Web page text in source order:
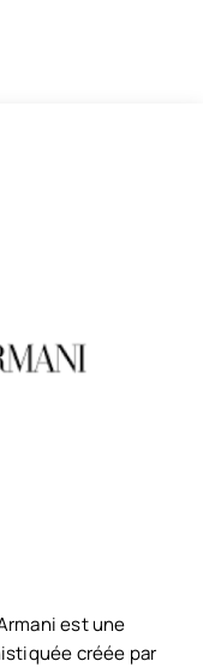
est une
créée par